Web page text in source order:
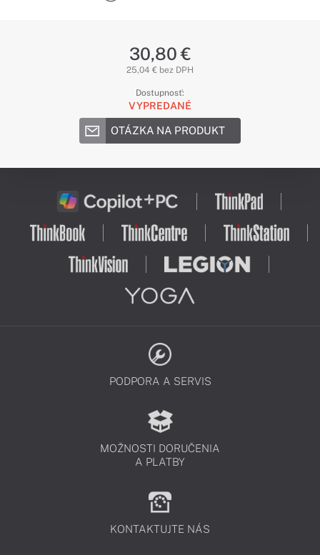
30,80 €
25,04 € bez DPH
Dostupnosť:
VYPREDANÉ
OTÁZKA NA PRODUKT
PODPORA A SERVIS
MOŽNOSTI DORUČENIA
A PLATBY
KONTAKTUJTE NÁS